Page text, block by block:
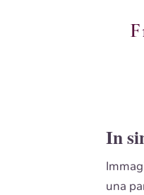
In
una